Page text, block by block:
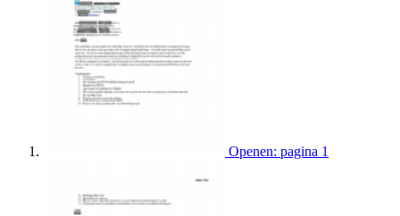
Openen: pagina 1